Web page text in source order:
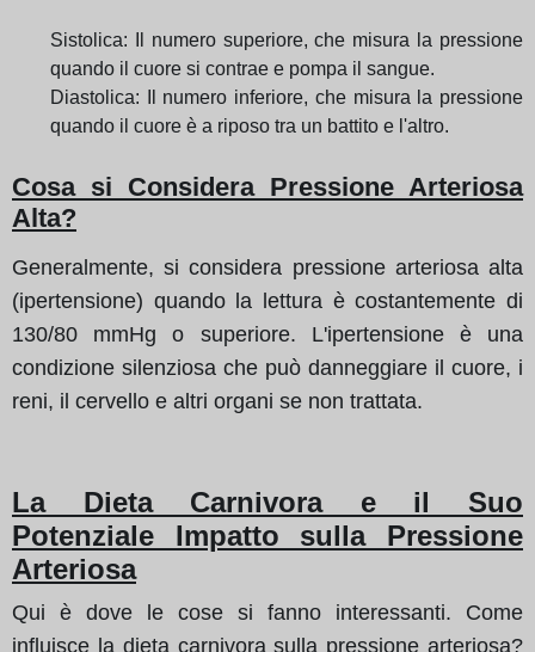
Sistolica: Il numero superiore, che misura la pressione
quando il cuore si contrae e pompa il sangue.
Diastolica: Il numero inferiore, che misura la pressione
quando il cuore è a riposo tra un battito e l'altro.
Cosa si Considera Pressione Arteriosa
Alta?
Generalmente, si considera pressione arteriosa alta
(ipertensione) quando la lettura è costantemente di
130/80 mmHg o superiore. L'ipertensione è una
condizione silenziosa che può danneggiare il cuore, i
reni, il cervello e altri organi se non trattata.
La Dieta Carnivora e il Suo
Potenziale Impatto sulla Pressione
Arteriosa
Qui è dove le cose si fanno interessanti. Come
influisce la dieta carnivora sulla pressione arteriosa?